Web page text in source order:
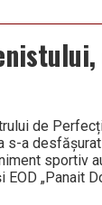
de
s-a
sportiv
„Panait